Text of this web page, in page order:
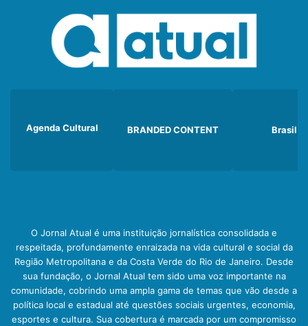
Agenda Cultural BRANDED CONTENT Brasil
O Jornal Atual é uma instituição jornalística consolidada e
respeitada, profundamente enraizada na vida cultural e social da
Região Metropolitana e da Costa Verde do Rio de Janeiro. Desde
sua fundação, o Jornal Atual tem sido uma voz importante na
comunidade, cobrindo uma ampla gama de temas que vão desde a
política local e estadual até questões sociais urgentes, economia,
esportes e cultura. Sua cobertura é marcada por um compromisso